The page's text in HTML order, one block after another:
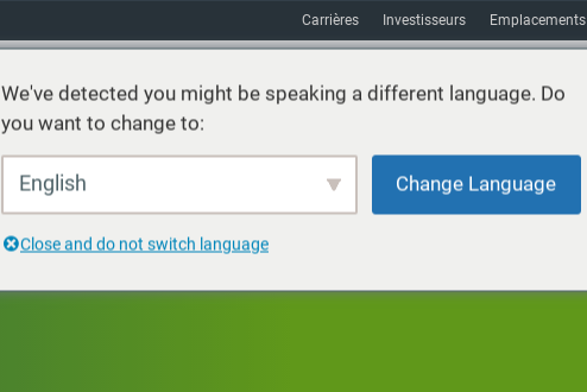
Carrières Investisseurs Emplacements
Services Durabilité
We've detected you might be speaking a different language. Do
you want to change to:
English Change Language
Close and do not switch language